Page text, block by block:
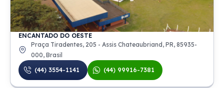
ENCANTADO DO OESTE
Praça Tiradentes, 205 - Assis Chateaubriand, PR, 85935-
000, Brasil
(44) 3554-1141
(44) 99916-7381